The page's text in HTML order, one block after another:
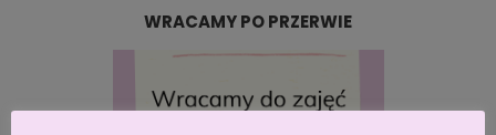
WRACAMY PO PRZERWIE